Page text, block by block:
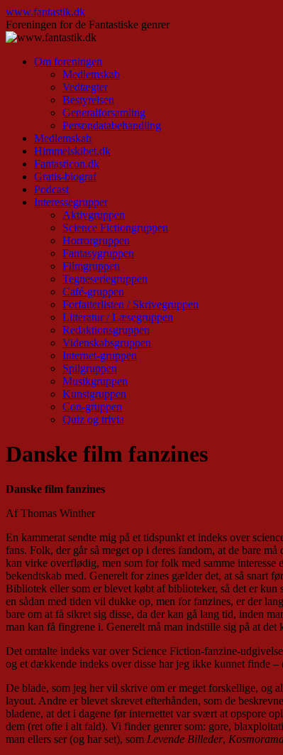
Hop
til
indhold
www.fantastik.dk
Foreningen for de Fantastiske genrer
Om foreningen
Medlemskab
Vedtægter
Bestyrelsen
Generalforsamling
Persondatabehandling
Medlemskab
Himmelskibet.dk
Fantasticon.dk
Gratis-biograf
Podcast
Interessegrupper
Aktivgruppen
Science Fictiongruppen
Horrorgruppen
Fantasygruppen
Filmgruppen
Tegneseriegruppen
Café-gruppen
Forfatterlisten / Skrivegruppen
Litteratur / Læsegruppen
Redaktionsgruppen
Videnskabsgruppen
Internet-gruppen
Spilgruppen
Musikgruppen
Kunstgruppen
Con-gruppen
Quiz og trivia
Danske film fanzines
Danske film fanzines
Af Thomas Winther
En kammerat sendte mig på et tidspunkt et indeks over
fans. Folk, der går så meget op i deres fandom, at de bare
kan virke overflødig, men som for folk med samme
bekendtskab med. Generelt for zines gælder det, at så snart
Bibliotek eller som er blevet købt af biblioteker, så det er
en sådan med tiden vil dukke op, men for fanzines, er der
bare om at få sikret sig disse, da der kan gå lang tid, inden
man kan få fingrene i. Generelt må man indstille sig på at det
Det omtalte indeks var over Science Fiction-fanzine-
og et dækkende indeks over disse har jeg ikke kunnet finde –
De blade, som jeg her vil skrive om er meget forskellige, og
layout. Andre er blevet skrevet efterhånden, som de
bladene, at det i dagene før internettet var svært at opspore
dem (ret ofte i alt fald). Vi finder genrer som: gore,
man ellers ser (og har set), som Levende Billeder,